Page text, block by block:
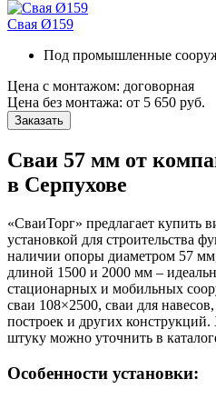
Свая Ø159
Под промышленные
Цена с монтажом: договорная
Цена без монтажа: от 5 650 руб.
Заказать
Сваи 57 мм от
в Серпухове
«СваиТорг» предлагает купить
установкой для строительства
наличии опоры диаметром 57
длиной 1500 и 2000 мм –
стационарных и мобильных
сваи 108×2500, сваи для
построек и других
штуку можно уточнить в
Особенности установки: